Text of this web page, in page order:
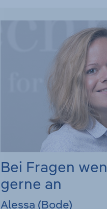
Bei Fragen
gerne an
Alessa (Bode)